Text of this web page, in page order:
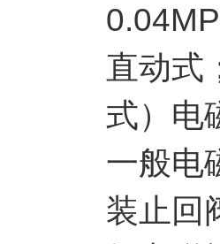
直动式
式）电
一般电
装止回